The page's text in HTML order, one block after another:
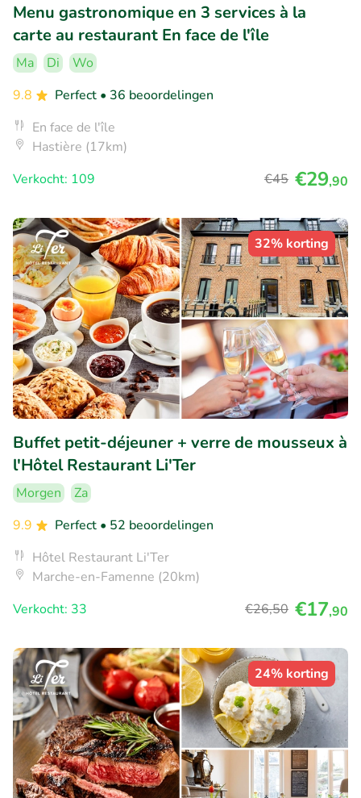
Menu gastronomique en 3 services à la
carte au restaurant En face de l'île
Ma Di
Wo
9.8
Perfect • 36 beoordelingen
En face de l'île
Hastière (17km)
Verkocht: 109
€45 €29,90
32% korting
Buffet petit-déjeuner + verre de mousseux à
l'Hôtel Restaurant Li'Ter
Morgen
Za
9.9
Perfect • 52 beoordelingen
Hôtel Restaurant Li'Ter
Marche-en-Famenne (20km)
Verkocht: 33
€26,50 €17,90
24% korting